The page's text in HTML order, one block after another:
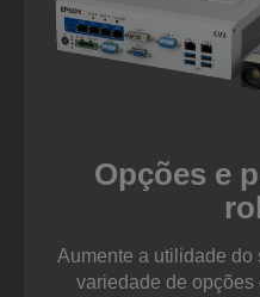
Opções e
Aumente a utilidade do
variedade de